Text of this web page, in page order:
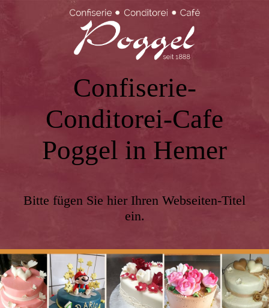
Confiserie-
Conditorei-Cafe
Poggel in Hemer
Bitte fügen Sie hier Ihren Webseiten-Titel
ein.